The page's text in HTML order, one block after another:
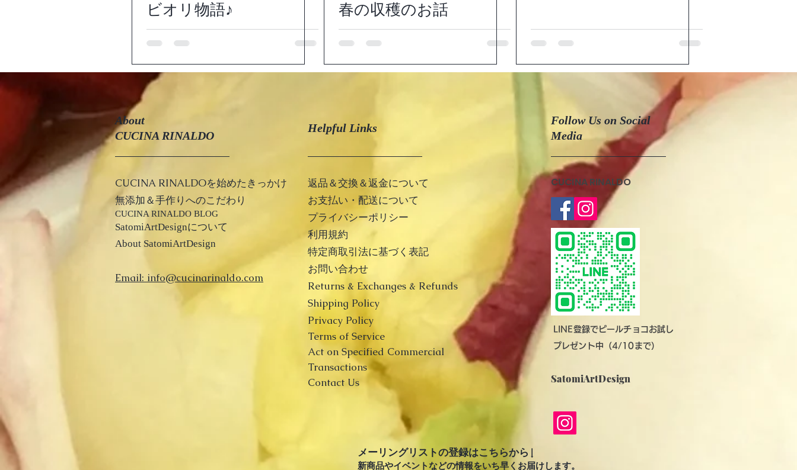
ビオリ物語♪
春の収穫のお話
About
CUCINA RINALDO
Helpful Links
CUCINA RINALDOを始めたきっかけ
​​無添加＆手作りへのこだわり
​CUCINA RINALDO BLOG
​SatomiArtDesignについて
About ​ SatomiArtDesign
Email: info@cucinarinaldo.com
返品＆交換＆返金について
お支払い・配送について
プライバシーポリシー
利用規約
​特定商取引法に基づく表記
お問い合わせ
Returns & Exchanges & Refunds
Shipping Policy
Privacy Policy
Terms of Service
​Act on Specified Commercial
Transactions
Contact Us
Follow Us on Social
Media
CUCINA RINALDO
LINE登録でピールチョコお試し
プレゼント中（4/10まで）
SatomiArtDesign
メーリングリストの登録はこちらから↓
新商品やイベントなどの情報をいち早くお届けします。